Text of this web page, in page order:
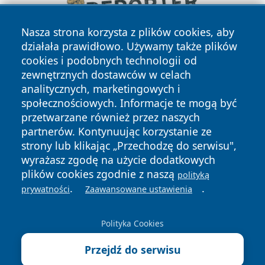
Nasza strona korzysta z plików cookies, aby
działała prawidłowo. Używamy także plików
cookies i podobnych technologii od
zewnętrznych dostawców w celach
analitycznych, marketingowych i
społecznościowych. Informacje te mogą być
przetwarzane również przez naszych
partnerów. Kontynuując korzystanie ze
strony lub klikając „Przechodzę do serwisu",
wyrażasz zgodę na użycie dodatkowych
plików cookies zgodnie z naszą polityką
prywatności. Zaawansowane ustawienia .
Polityka Cookies
Przejdź do serwisu
Copyright © 2026 suwalkinews.pl Wszystkie prawa
zastrzeżone.
News Autorzy
Polityka
Polityka